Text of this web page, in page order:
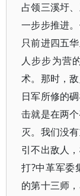
占领三溪圩
一步步推进
只前进四五
人步步为营
术。那时，
日军所修的
击就是在两
灭。我们没
引不出敌人
打?中革军委
的第十三师